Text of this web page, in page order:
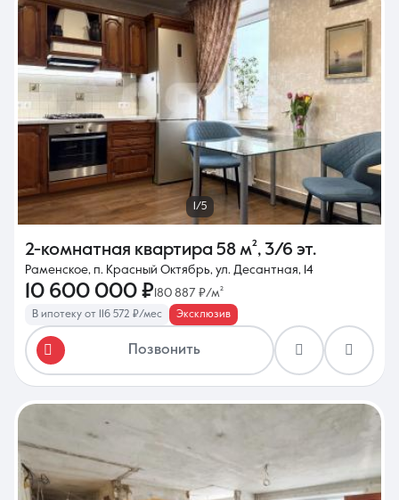
1/5
2-комнатная квартира 58 м², 3/6 эт.
Раменское, п. Красный Октябрь, ул. Десантная, 14
10 600 000 ₽ 180 887 ₽/м²
В ипотеку от 116 572 ₽/мес Эксклюзив
Позвонить